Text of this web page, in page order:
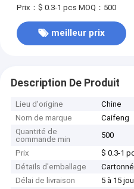
séparateur
Prix：$ 0.3-1 pcs MOQ：500
meilleur prix
Description De Produit
Lieu d'origine
Chine
Nom de marque
Caifeng
Quantité de
commande min
500
Prix
$ 0.3-1
Détails d'emballage
Cartonné
Délai de livraison
5 à 15